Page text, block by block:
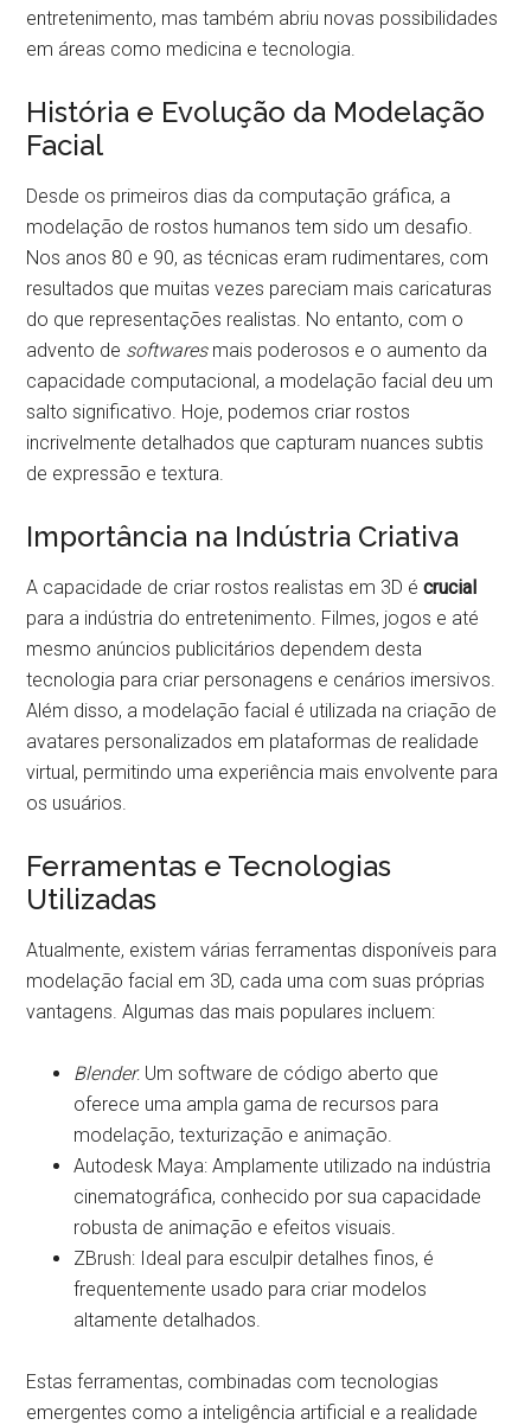
entretenimento, mas também abriu novas possibilidades
em áreas como medicina e tecnologia.
História e Evolução da Modelação
Facial
Desde os primeiros dias da computação gráfica, a
modelação de rostos humanos tem sido um desafio.
Nos anos 80 e 90, as técnicas eram rudimentares, com
resultados que muitas vezes pareciam mais caricaturas
do que representações realistas. No entanto, com o
advento de softwaresmais poderosos e o aumento da
capacidade computacional, a modelação facial deu um
salto significativo. Hoje, podemos criar rostos
incrivelmente detalhados que capturam nuances subtis
de expressão e textura.
Importância na Indústria Criativa
A capacidade de criar rostos realistas em 3D écrucial
para a indústria do entretenimento. Filmes, jogos e até
mesmo anúncios publicitários dependem desta
tecnologia para criar personagens e cenários imersivos.
Além disso, a modelação facial é utilizada na criação de
avatares personalizados em plataformas de realidade
virtual, permitindo uma experiência mais envolvente para
os usuários.
Ferramentas e Tecnologias
Utilizadas
Atualmente, existem várias ferramentas disponíveis para
modelação facial em 3D, cada uma com suas próprias
vantagens. Algumas das mais populares incluem:
Blender: Um software de código aberto que
oferece uma ampla gama de recursos para
modelação, texturização e animação.
Autodesk Maya: Amplamente utilizado na indústria
cinematográfica, conhecido por sua capacidade
robusta de animação e efeitos visuais.
ZBrush: Ideal para esculpir detalhes finos, é
frequentemente usado para criar modelos
altamente detalhados.
Estas ferramentas, combinadas com tecnologias
emergentes como a inteligência artificial e a realidade